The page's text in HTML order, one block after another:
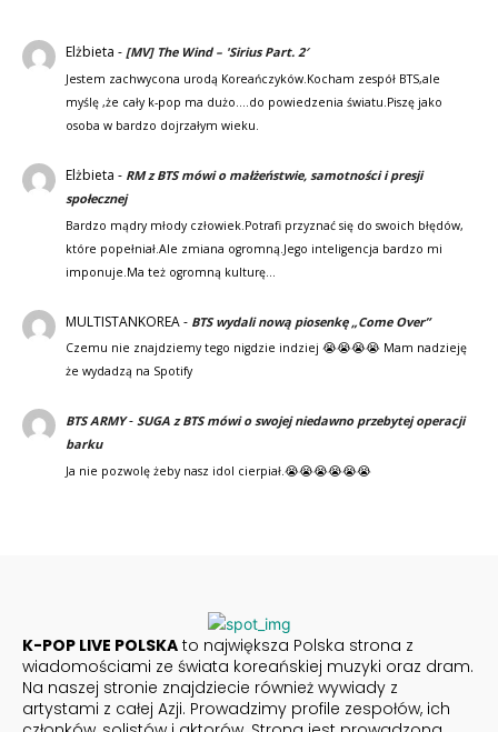
Elżbieta - [MV] The Wind – 'Sirius Part. 2′
Jestem zachwycona urodą Koreańczyków.Kocham zespół BTS,ale
myślę ,że cały k-pop ma dużo....do powiedzenia światu.Piszę jako
osoba w bardzo dojrzałym wieku.
Elżbieta - RM z BTS mówi o małżeństwie, samotności i presji
społecznej
Bardzo mądry młody człowiek.Potrafi przyznać się do swoich błędów,
które popełniał.Ale zmiana ogromną.Jego inteligencja bardzo mi
imponuje.Ma też ogromną kulturę…
MULTISTANKOREA- BTS wydali nową piosenkę „Come Over”
Czemu nie znajdziemy tego nigdzie indziej 😭😭😭😭 Mam nadzieję
że wydadzą na Spotify
BTS ARMY- SUGA z BTS mówi o swojej niedawno przebytej operacji
barku
Ja nie pozwolę żeby nasz idol cierpiał.😭😭😭😭😭😭
K-POP LIVE POLSKA to największa Polska strona z
wiadomościami ze świata koreańskiej muzyki oraz dram.
Na naszej stronie znajdziecie również wywiady z
artystami z całej Azji. Prowadzimy profile zespołów, ich